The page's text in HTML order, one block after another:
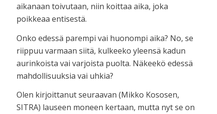
aikanaan toivutaan, niin koittaa aika, joka
poikkeaa entisestä.
Onko edessä parempi vai huonompi aika? No, se
riippuu varmaan siitä, kulkeeko yleensä kadun
aurinkoista vai varjoista puolta. Näkeekö edessä
mahdollisuuksia vai uhkia?
Olen kirjoittanut seuraavan (Mikko Kososen,
SITRA) lauseen moneen kertaan, mutta nyt se on